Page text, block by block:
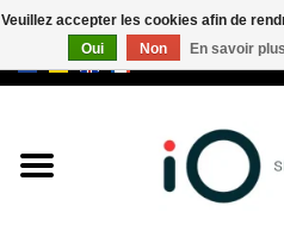
Marques
Veuillez accepter les cookies afin de
Oui
Non En savoir